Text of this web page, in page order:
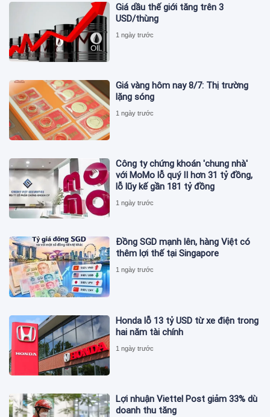
Giá dầu thế giới tăng trên 3
USD/thùng
1 ngày trước
Giá vàng hôm nay 8/7: Thị trường
lặng sóng
1 ngày trước
Công ty chứng khoán 'chung nhà'
với MoMo lỗ quý II hơn 31 tỷ đồng,
lỗ lũy kế gần 181 tỷ đồng
1 ngày trước
Đồng SGD mạnh lên, hàng Việt có
thêm lợi thế tại Singapore
1 ngày trước
Honda lỗ 13 tỷ USD từ xe điện trong
hai năm tài chính
1 ngày trước
Lợi nhuận Viettel Post giảm 33% dù
doanh thu tăng